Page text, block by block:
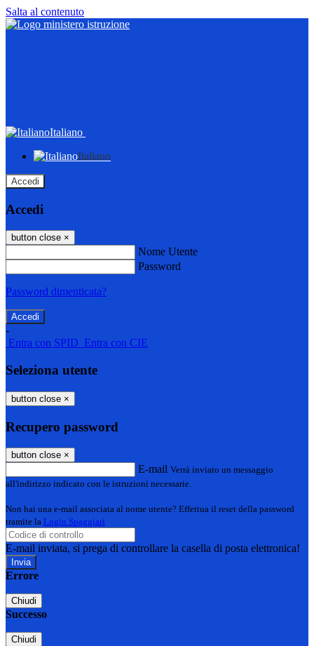
Salta al contenuto
Italiano
Italiano
Accedi
Accedi
button close ×
Nome Utente
Password
Password dimenticata?
-
Entra con SPID Entra con CIE
Seleziona utente
button close ×
Recupero password
button close ×
E-mail Verrà inviato un messaggio
all'indirizzo indicato con le istruzioni necessarie.
Non hai una e-mail associata al nome utente? Effettua il reset della password
tramite la Login Spaggiari
E-mail inviata, si prega di controllare la casella di posta elettronica!
Errore
Chiudi
Successo
Chiudi